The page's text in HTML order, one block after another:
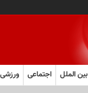
بین الملل اجتماعی ورزشی